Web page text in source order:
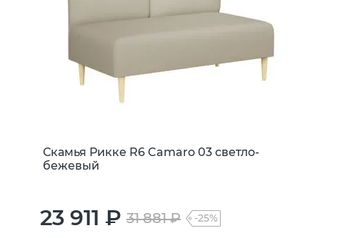
Скамья Рикке R6 Camaro 03 светло-
бежевый
23 911 ₽ 31 881 ₽ -25%